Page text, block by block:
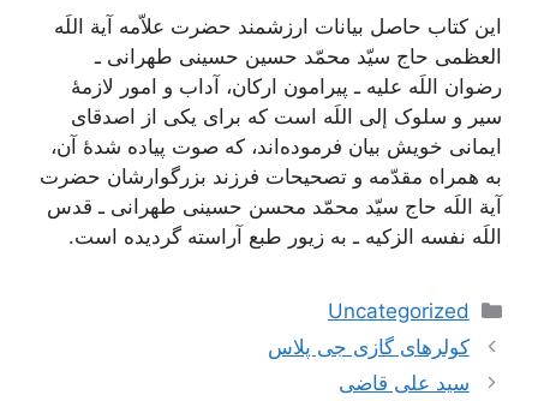
این کتاب حاصل بیانات ارزشمند حضرت علاّمه آیة اللَه
العظمی حاج سیّد محمّد حسین حسینی طهرانی ـ
رضوان اللَه علیه ـ پیرامون ارکان، آداب و امور لازمۀ
سیر و سلوک إلی اللَه است که برای یکی از اصدقای
ایمانی خویش بیان فرموده‌اند، که صوت پیاده شدۀ آن،
به همراه مقدّمه و تصحیحات فرزند بزرگوارشان حضرت
آیة اللَه حاج سیّد محمّد محسن حسینی طهرانی ـ قدس
اللَه نفسه الزکیه ـ به زیور طبع آراسته گردیده است.
دسته‌ها
Uncategorized
ناوبری
نوشته‌ها
کولرهای گازی جی پلاس
سید علی قاضی